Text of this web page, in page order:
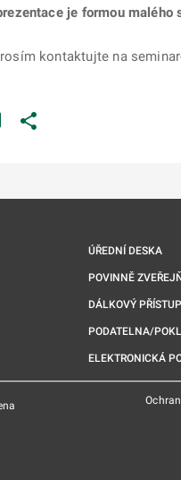
je formou malého
kontaktujte na
nové kartě
na nové kartě
se otevře na nové kartě
ÚŘEDNÍ DESKA
POVINNĚ
DÁLKOVÝ PŘÍSTUP
PODATELNA/
ELEKTRONICKÁ